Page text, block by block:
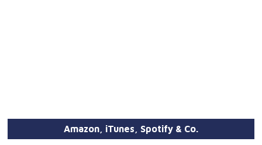
Amazon, iTunes, Spotify & Co.